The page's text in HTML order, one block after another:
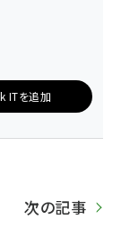
ITを追加
次の記事